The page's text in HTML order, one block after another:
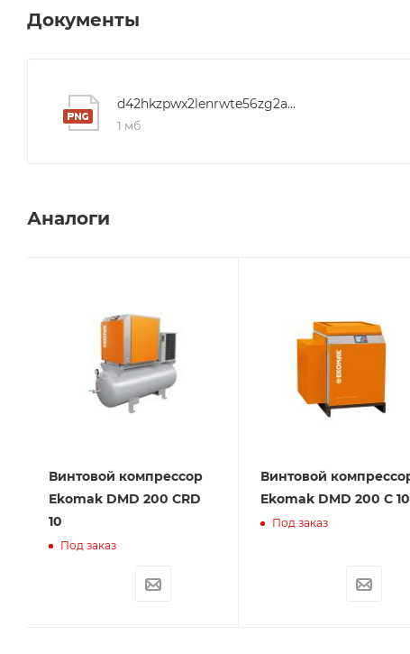
Документы
d42hkzpwx2lenrwte56zg2amzy5rdq2t
1 мб
Аналоги
Винтовой компрессор
Ekomak DMD 200 CRD
10
Под заказ
Винтовой
Ekomak DMD 200 C 10
Под заказ